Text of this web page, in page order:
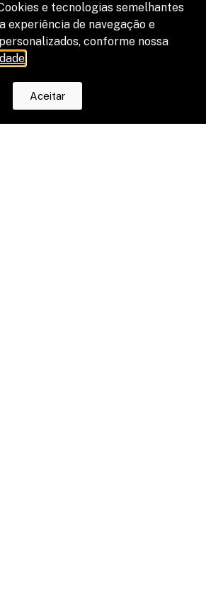
e tecnologias semelhantes
experiência de navegação e
conforme nossa
Aceitar